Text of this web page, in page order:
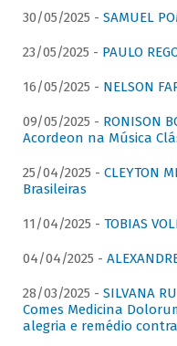
30/05/2025 - SAMUEL
23/05/2025 - PAULO
16/05/2025 - NELSON
09/05/2025 - RONISON
Acordeon na Música
25/04/2025 - CLEYTON
Brasileiras
11/04/2025 - TOBIAS
04/04/2025 -
28/03/2025 - SILVANA
Comes Medicina
alegria e remédio